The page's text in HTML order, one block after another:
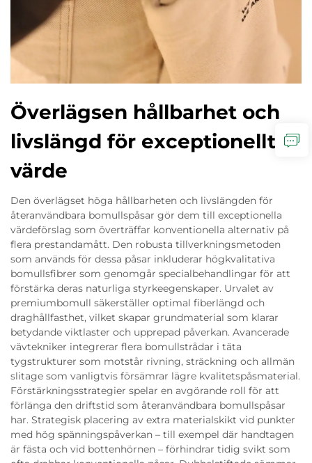
Överlägsen hållbarhet och
livslängd för exceptionellt
värde
Den överlägset höga hållbarheten och livslängden för
återanvändbara bomullspåsar gör dem till exceptionella
värdeförslag som överträffar konventionella alternativ på
flera prestandamått. Den robusta tillverkningsmetoden
som används för dessa påsar inkluderar högkvalitativa
bomullsfibrer som genomgår specialbehandlingar för att
förstärka deras naturliga styrkeegenskaper. Urvalet av
premiumbomull säkerställer optimal fiberlängd och
draghållfasthet, vilket skapar grundmaterial som klarar
betydande viktlaster och upprepad påverkan. Avancerade
vävtekniker integrerar flera bomullstrådar i täta
tygstrukturer som motstår rivning, sträckning och allmän
slitage som vanligtvis försämrar lägre kvalitetspåsmaterial.
Förstärkningsstrategier spelar en avgörande roll för att
förlänga den driftstid som återanvändbara bomullspåsar
har. Strategisk placering av extra materialskikt vid punkter
med hög spänningspåverkan – till exempel där handtagen
är fästa och vid bottenhörnen – förhindrar tidig svikt som